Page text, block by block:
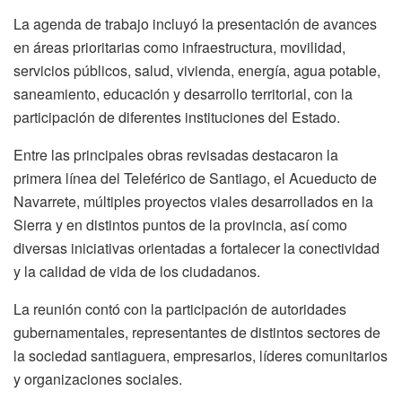
La agenda de trabajo incluyó la presentación de avances
en áreas prioritarias como infraestructura, movilidad,
servicios públicos, salud, vivienda, energía, agua potable,
saneamiento, educación y desarrollo territorial, con la
participación de diferentes instituciones del Estado.
Entre las principales obras revisadas destacaron la
primera línea del Teleférico de Santiago, el Acueducto de
Navarrete, múltiples proyectos viales desarrollados en la
Sierra y en distintos puntos de la provincia, así como
diversas iniciativas orientadas a fortalecer la conectividad
y la calidad de vida de los ciudadanos.
La reunión contó con la participación de autoridades
gubernamentales, representantes de distintos sectores de
la sociedad santiaguera, empresarios, líderes comunitarios
y organizaciones sociales.